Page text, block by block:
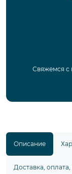
Свяжемся с
Описание
Доставка, оплата,